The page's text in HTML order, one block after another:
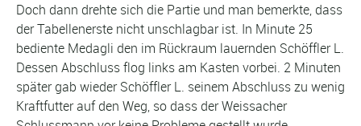
Doch dann drehte sich die Partie und man bemerkte, dass
der Tabellenerste nicht unschlagbar ist. In Minute 25
bediente Medagli den im Rückraum lauernden Schöffler L.
Dessen Abschluss flog links am Kasten vorbei. 2 Minuten
später gab wieder Schöffler L. seinem Abschluss zu wenig
Kraftfutter auf den Weg, so dass der Weissacher